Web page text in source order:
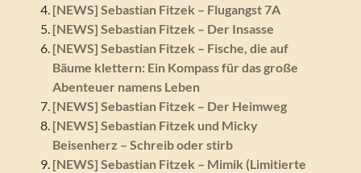
[NEWS] Sebastian Fitzek – Flugangst 7A
[NEWS] Sebastian Fitzek – Der Insasse
[NEWS] Sebastian Fitzek – Fische, die auf
Bäume klettern: Ein Kompass für das große
Abenteuer namens Leben
[NEWS] Sebastian Fitzek – Der Heimweg
[NEWS] Sebastian Fitzek und Micky
Beisenherz – Schreib oder stirb
[NEWS] Sebastian Fitzek – Mimik (Limitierte